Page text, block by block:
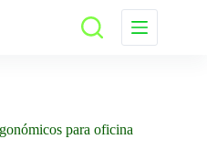
para oficina